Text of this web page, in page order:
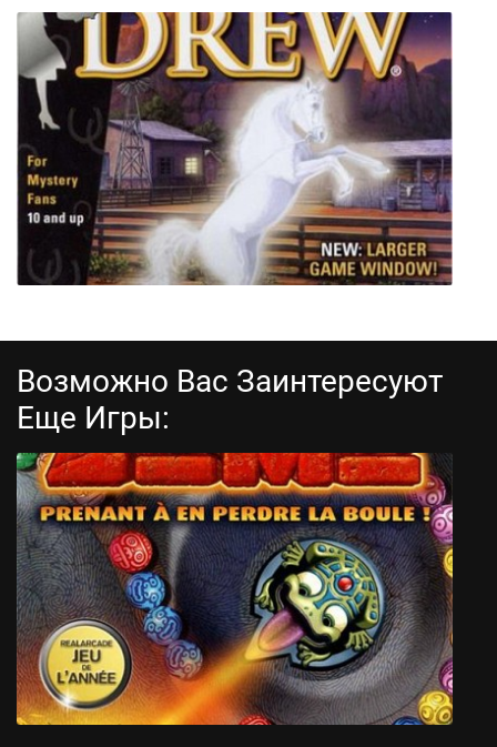
A Front Too Far: Normandy
Нэнси Дрю Тайна Ранчо Теней
Возможно Вас Заинтересуют
Еще Игры: